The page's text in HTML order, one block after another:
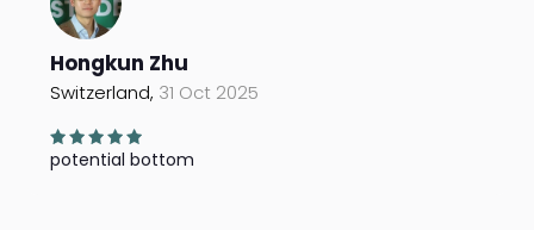
Hongkun Zhu
Switzerland, 31 Oct 2025
potential bottom